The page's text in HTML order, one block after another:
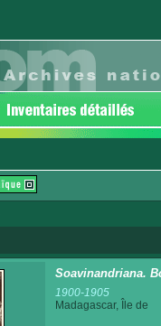
Soavinandriana.
1900-1905
Madagascar, Île de